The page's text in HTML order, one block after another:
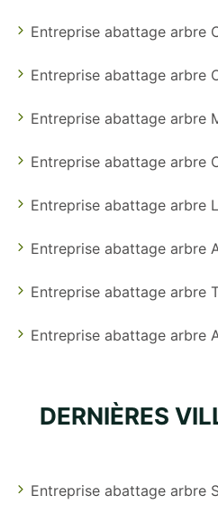
Entreprise abattage arbre
Entreprise abattage arbre
Entreprise abattage arbre
Entreprise abattage arbre
Entreprise abattage arbre
Entreprise abattage arbre
Entreprise abattage arbre
Entreprise abattage arbre
DERNIÈRES
Entreprise abattage arbre